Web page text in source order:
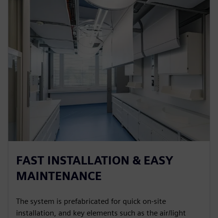
FAST INSTALLATION & EASY
MAINTENANCE
The system is prefabricated for quick on-site
installation, and key elements such as the air/light